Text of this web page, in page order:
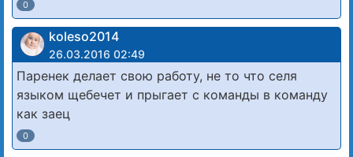
0
koleso2014
26.03.2016 02:49
Паренек делает свою работу, не то что селя
языком щебечет и прыгает с команды в команду
как заец
0